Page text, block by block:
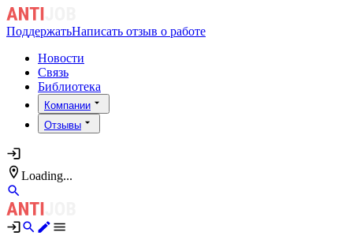
ПоддержатьНаписать отзыв о работе
Новости
Связь
Библиотека
Компании
Отзывы
Loading...